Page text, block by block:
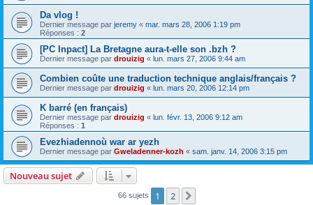
Da vlog !
Dernier message par jeremy « mar. mars 28, 2006 1:19 pm
Réponses : 2
[PC Inpact] La Bretagne aura-t-elle son .bzh ?
Dernier message par drouizig « lun. mars 27, 2006 9:44 am
Combien coûte une traduction technique anglais/français ?
Dernier message par drouizig « lun. mars 20, 2006 12:14 pm
K barré (en français)
Dernier message par drouizig « lun. févr. 13, 2006 9:12 am
Réponses : 1
Evezhiadennoù war ar yezh
Dernier message par Gweladenner-kozh « sam. janv. 14, 2006 3:15 pm
Nouveau sujet
66 sujets 1 2